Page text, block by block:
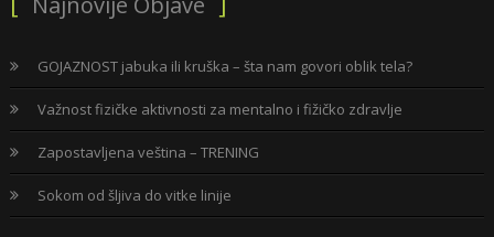
GOJAZNOST jabuka ili kruška – šta nam govori oblik tela?
Važnost fizičke aktivnosti za mentalno i fižičko zdravlje
Zapostavljena veština – TRENING
Sokom od šljiva do vitke linije